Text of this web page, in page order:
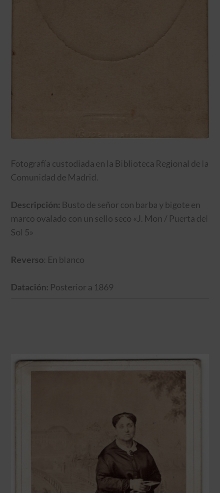
Fotografía custodiada en la Biblioteca Regional de la
Comunidad de Madrid.
Descripción: Busto de señor con barba y bigote en
marco ovalado con un sello seco «J. Mon / Puerta del
Sol 5»
Reverso: En blanco
Datación: Posterior a 1869